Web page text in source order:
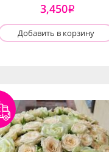
3,450i
Добавить в корзину